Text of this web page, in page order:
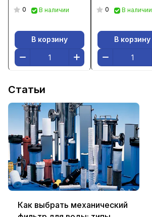
0 В наличии
В корзину
0 В наличии
В корзину
Статьи
Как выбрать механический